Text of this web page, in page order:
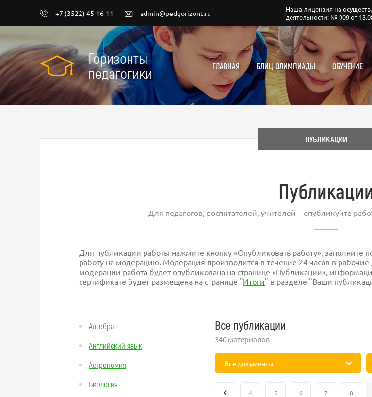
+7 (3522) 45-16-11 admin@pedgorizont.ru
Наша лицензия на
деятельности: № 909 от
Горизонты
педагогики
ГЛАВНАЯ БЛИЦ-ОЛИМПИАДЫ ОБУЧЕНИЕ
ПУБЛИКАЦИИ
Для педагогов, воспитателей, учителей – опубликуйте
Для публикации работы нажмите кнопку «Опубликовать работу», заполните
работу на модерацию. Модерация производится в течение 24 часов в рабочие
модерации работа будет опубликована на странице «Публикации»,
сертификате будет размещена на странице "Итоги" в разделе "Ваши
Алгебра
Английский язык
Астрономия
Биология
Все публикации
340 материалов
Все документы
4 5 6 7 8